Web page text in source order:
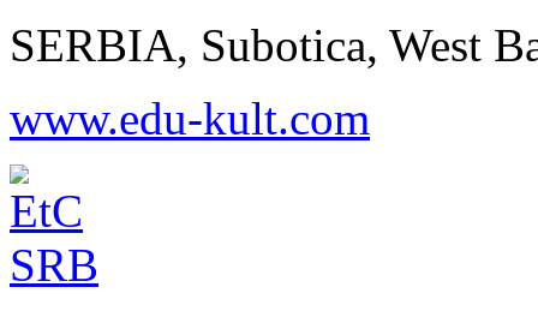
SERBIA, Subotica, West
www.edu-kult.com